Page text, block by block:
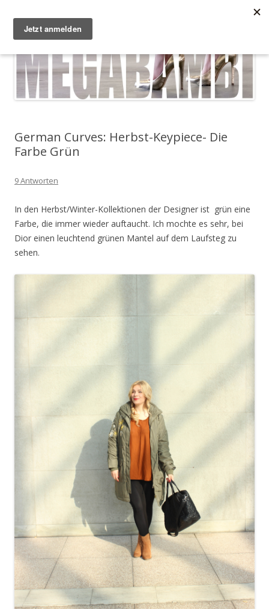
Megabambi
German Curves: Herbst-Keypiece- Die
Farbe Grün
9 Antworten
In den Herbst/Winter-Kollektionen der Designer ist grün eine
Farbe, die immer wieder auftaucht. Ich mochte es sehr, bei
Dior einen leuchtend grünen Mantel auf dem Laufsteg zu
sehen.